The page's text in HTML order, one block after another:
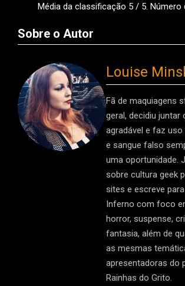
Média da classificação 5/ 5. Número
Sobre o Autor
Louise
Fã de maquiagens
geral, decidiu juntar
agradável e faz uso
e sangue falso
uma oportunidade.
sobre cultura geek
sites e escreve
Inferno com foco
horror, suspense,
fantasia, além de
as mesmas
apresentadoras do
Rainhas do Grito.